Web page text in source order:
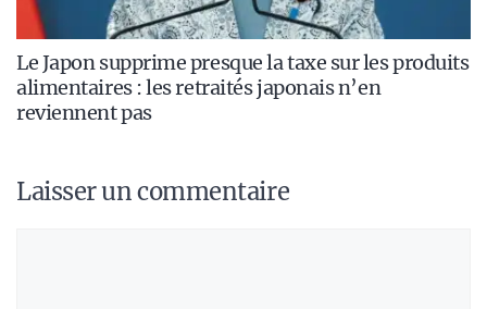
Le Japon supprime presque la taxe sur les produits
alimentaires : les retraités japonais n’en
reviennent pas
Laisser un commentaire